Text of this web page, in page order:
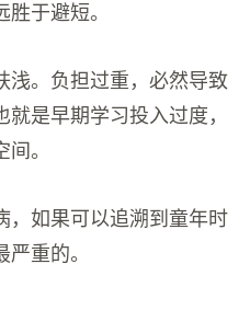
于避短。
浅。负担过重，必然导致
是早期学习投入过度，
。
，如果可以追溯到童年时
重的。